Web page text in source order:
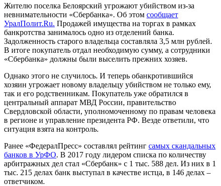
Жителю поселка Белоярский угрожают убийством из-за
невнимательности «Сбербанка». Об этом сообщает
УралПолит.Ru. Продажей имущества на торгах в рамках
банкротства занималось одно из отделений банка.
Задолженность старого владельца составляла 3,5 млн рублей.
В итоге покупатель отдал необходимую сумму, а сотрудники
«Сбербанка» должны были выселить прежних хозяев.
Однако этого не случилось. И теперь обанкротившийся
хозяин угрожает новому владельцу убийством не только ему,
так и его родственникам. Покупатель уже обратился в
центральный аппарат МВД России, правительство
Свердловской области, уполномоченному по правам человека
в регионе и управление президента РФ. Везде ответили, что
ситуация взята на контроль.
Ранее «ФедералПресс» составлял рейтинг самых скандальных
банков в УрФО. В 2017 году лидером списка по количеству
арбитражных дел стал «Сбербанк» с 1 тыс. 588 дел. Из них в 1
тыс. 215 делах банк выступал в качестве истца, в 146 делах –
ответчиком.